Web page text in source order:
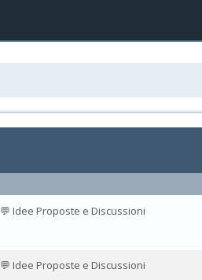
💬 Idee Proposte e Discussioni
💬 Idee Proposte e Discussioni